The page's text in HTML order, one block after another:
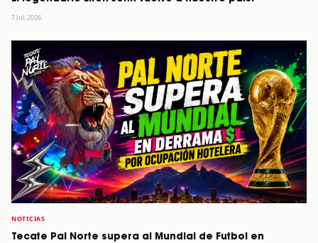
7 Jul, 2026
NOTICIAS
Tecate Pal Norte supera al Mundial de Futbol en